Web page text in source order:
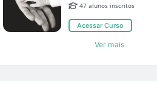
47 alunos inscritos
Acessar Curso
Ver mais